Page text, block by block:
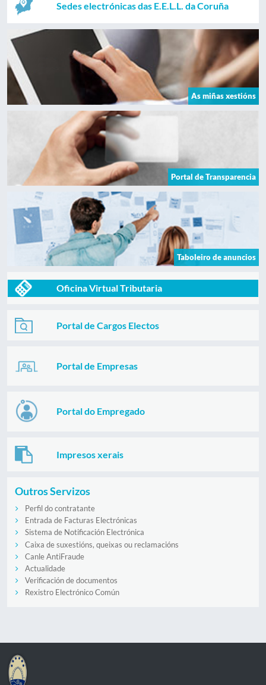
Sedes electrónicas das E.E.L.L. da Coruña
As miñas xestións
Portal de Transparencia
Taboleiro de anuncios
Oficina Virtual Tributaria
Portal de Cargos Electos
Portal de Empresas
Portal do Empregado
Impresos xerais
Outros Servizos
Perfil do contratante
Entrada de Facturas Electrónicas
Sistema de Notificación Electrónica
Caixa de suxestións, queixas ou reclamacións
Canle AntiFraude
Actualidade
Verificación de documentos
Rexistro Electrónico Común